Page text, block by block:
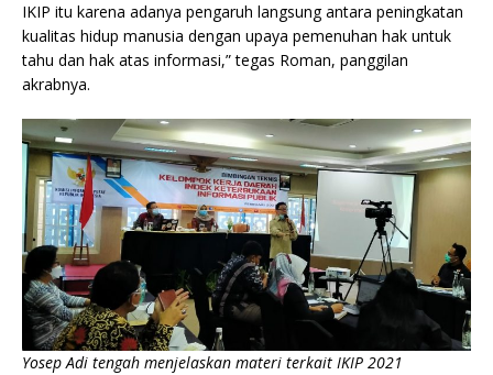
IKIP itu karena adanya pengaruh langsung antara peningkatan
kualitas hidup manusia dengan upaya pemenuhan hak untuk
tahu dan hak atas informasi,” tegas Roman, panggilan
akrabnya.
Yosep Adi tengah menjelaskan materi terkait IKIP 2021